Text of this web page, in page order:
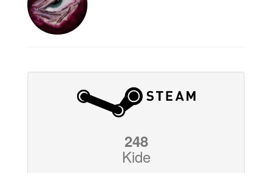
248
Kide